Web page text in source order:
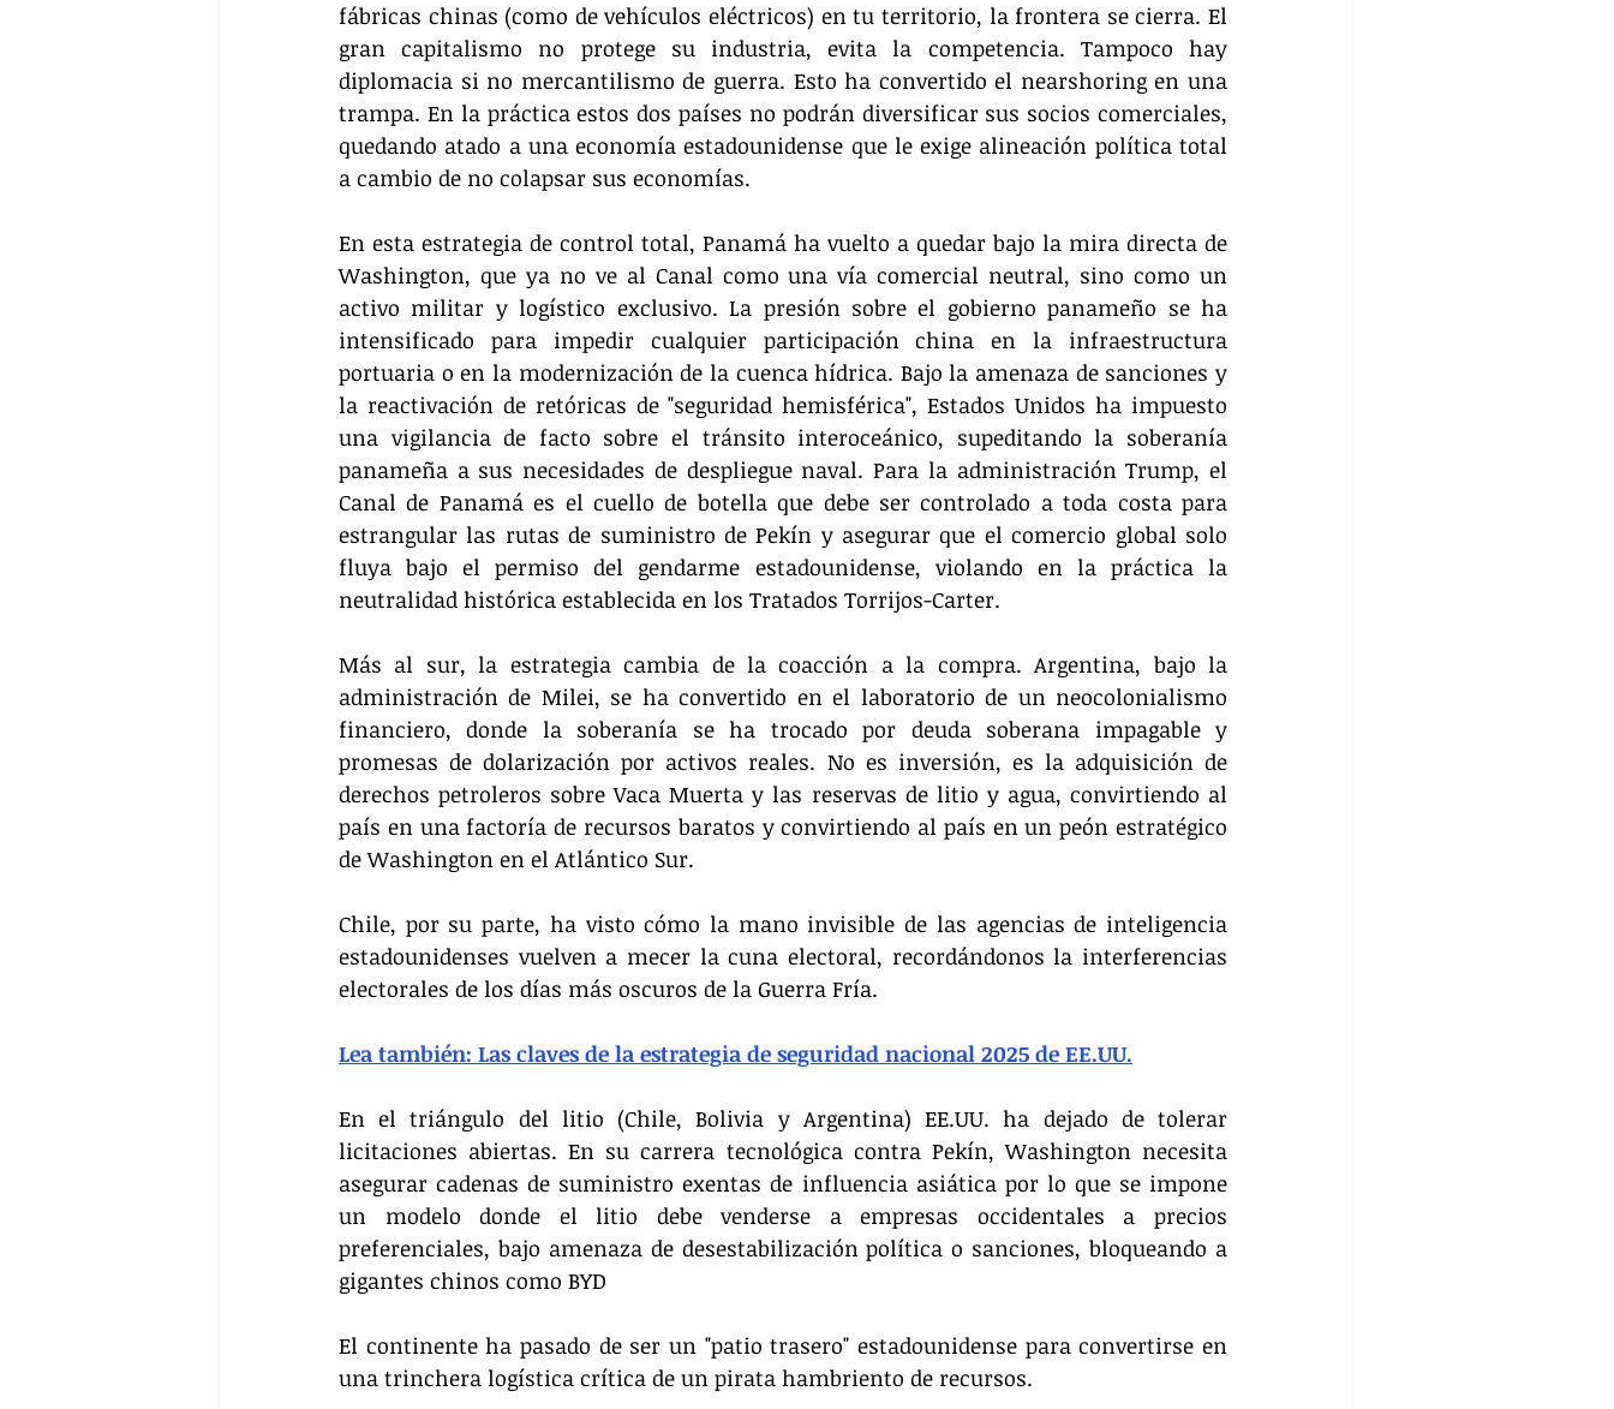
fábricas chinas (como de vehículos eléctricos) en tu territorio, la frontera se cierra. El
gran capitalismo no protege su industria, evita la competencia. Tampoco hay
diplomacia si no mercantilismo de guerra. Esto ha convertido el nearshoring en una
trampa. En la práctica estos dos países no podrán diversificar sus socios comerciales,
quedando atado a una economía estadounidense que le exige alineación política total
a cambio de no colapsar sus economías.
En esta estrategia de control total, Panamá ha vuelto a quedar bajo la mira directa de
Washington, que ya no ve al Canal como una vía comercial neutral, sino como un
activo militar y logístico exclusivo. La presión sobre el gobierno panameño se ha
intensificado para impedir cualquier participación china en la infraestructura
portuaria o en la modernización de la cuenca hídrica. Bajo la amenaza de sanciones y
la reactivación de retóricas de "seguridad hemisférica", Estados Unidos ha impuesto
una vigilancia de facto sobre el tránsito interoceánico, supeditando la soberanía
panameña a sus necesidades de despliegue naval. Para la administración Trump, el
Canal de Panamá es el cuello de botella que debe ser controlado a toda costa para
estrangular las rutas de suministro de Pekín y asegurar que el comercio global solo
fluya bajo el permiso del gendarme estadounidense, violando en la práctica la
neutralidad histórica establecida en los Tratados Torrijos-Carter.
Más al sur, la estrategia cambia de la coacción a la compra. Argentina, bajo la
administración de Milei, se ha convertido en el laboratorio de un neocolonialismo
financiero, donde la soberanía se ha trocado por deuda soberana impagable y
promesas de dolarización por activos reales. No es inversión, es la adquisición de
derechos petroleros sobre Vaca Muerta y las reservas de litio y agua, convirtiendo al
país en una factoría de recursos baratos y convirtiendo al país en un peón estratégico
de Washington en el Atlántico Sur.
Chile, por su parte, ha visto cómo la mano invisible de las agencias de inteligencia
estadounidenses vuelven a mecer la cuna electoral, recordándonos la interferencias
electorales de los días más oscuros de la Guerra Fría.
Lea también: Las claves de la estrategia de seguridad nacional 2025 de EE.UU.
En el triángulo del litio (Chile, Bolivia y Argentina) EE.UU. ha dejado de tolerar
licitaciones abiertas. En su carrera tecnológica contra Pekín, Washington necesita
asegurar cadenas de suministro exentas de influencia asiática por lo que se impone
un modelo donde el litio debe venderse a empresas occidentales a precios
preferenciales, bajo amenaza de desestabilización política o sanciones, bloqueando a
gigantes chinos como BYD
El continente ha pasado de ser un "patio trasero" estadounidense para convertirse en
una trinchera logística crítica de un pirata hambriento de recursos.